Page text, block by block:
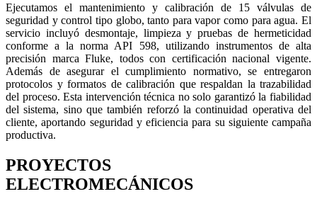
Ejecutamos el mantenimiento y calibración de 15 válvulas de
seguridad y control tipo globo, tanto para vapor como para agua. El
servicio incluyó desmontaje, limpieza y pruebas de hermeticidad
conforme a la norma API 598, utilizando instrumentos de alta
precisión marca Fluke, todos con certificación nacional vigente.
Además de asegurar el cumplimiento normativo, se entregaron
protocolos y formatos de calibración que respaldan la trazabilidad
del proceso. Esta intervención técnica no solo garantizó la fiabilidad
del sistema, sino que también reforzó la continuidad operativa del
cliente, aportando seguridad y eficiencia para su siguiente campaña
productiva.
PROYECTOS
ELECTROMECÁNICOS